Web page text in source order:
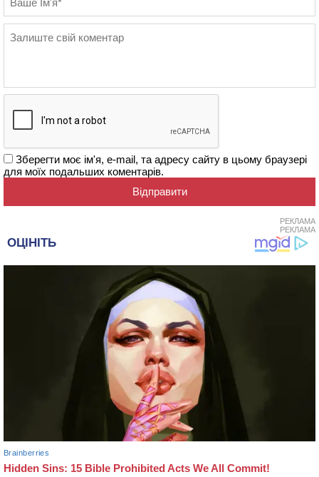
Зберегти моє ім'я, e-mail, та адресу сайту в цьому браузері
для моїх подальших коментарів.
РЕКЛАМА
РЕКЛАМА